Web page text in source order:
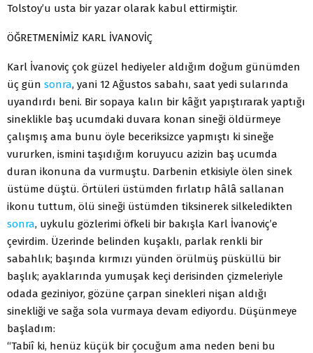
Tolstoy’u usta bir yazar olarak kabul ettirmiştir.
ÖĞRETMENİMİZ KARL İVANOVİÇ
Karl İvanoviç çok güzel hediyeler aldığım doğum günümden
üç gün sonra, yani 12 Ağustos sabahı, saat yedi sularında
uyandırdı beni. Bir sopaya kalın bir kâğıt yapıştırarak yaptığı
sineklikle baş ucumdaki duvara konan sineği öldürmeye
çalışmış ama bunu öyle beceriksizce yapmıştı ki sineğe
vururken, ismini taşıdığım koruyucu azizin baş ucumda
duran ikonuna da vurmuştu. Darbenin etkisiyle ölen sinek
üstüme düştü. Örtüleri üstümden fırlatıp hâlâ sallanan
ikonu tuttum, ölü sineği üstümden tiksinerek silkeledikten
sonra, uykulu gözlerimi öfkeli bir bakışla Karl İvanoviç’e
çevirdim. Üzerinde belinden kuşaklı, parlak renkli bir
sabahlık; başında kırmızı yünden örülmüş püsküllü bir
başlık; ayaklarında yumuşak keçi derisinden çizmeleriyle
odada geziniyor, gözüne çarpan sinekleri nişan aldığı
sinekliği ve sağa sola vurmaya devam ediyordu. Düşünmeye
başladım:
“Tabiî ki, henüz küçük bir çocuğum ama neden beni bu